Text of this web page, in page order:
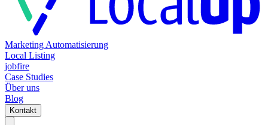
Marketing Automatisierung
Local Listing
jobfire
Case Studies
Über uns
Blog
Kontakt